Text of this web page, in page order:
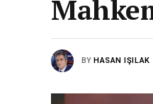
BY HASAN IŞILAK